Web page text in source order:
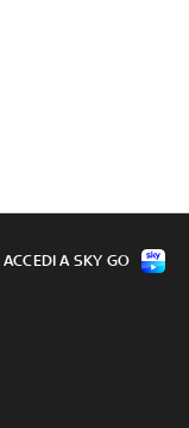
ACCEDI A SKY GO